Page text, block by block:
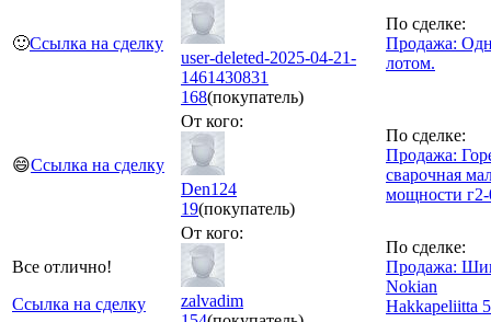
🙂Ссылка на сделку
user-deleted-2025-04-21-
1461430831
168(покупатель)
По сделке:
Продажа:
лотом.
😄Ссылка на сделку
От кого:
Den124
19(покупатель)
По сделке:
Продажа:
сварочная
мощности
Все отлично!
Ссылка на сделку
От кого:
zalvadim
По сделке:
Продажа:
Nokian
Hakkapeliitta 5